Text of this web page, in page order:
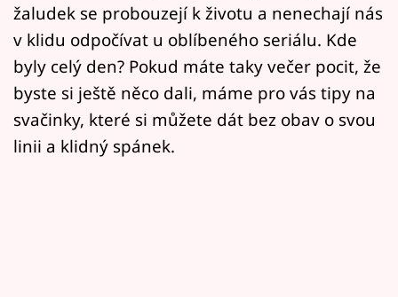
Sledujte nás
žaludek se probouzejí k životu a nenechají nás
v klidu odpočívat u oblíbeného seriálu. Kde
byly celý den? Pokud máte taky večer pocit, že
byste si ještě něco dali, máme pro vás tipy na
svačinky, které si můžete dát bez obav o svou
linii a klidný spánek.